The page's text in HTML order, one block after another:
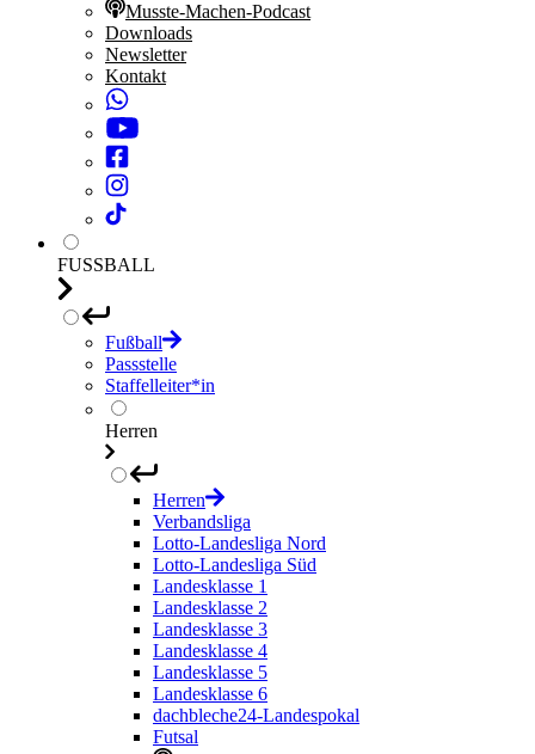
Musste-Machen-Podcast
Downloads
Newsletter
Kontakt
FUSSBALL
Fußball
Passstelle
Staffelleiter*in
Herren
Herren
Verbandsliga
Lotto-Landesliga Nord
Lotto-Landesliga Süd
Landesklasse 1
Landesklasse 2
Landesklasse 3
Landesklasse 4
Landesklasse 5
Landesklasse 6
dachbleche24-Landespokal
Futsal